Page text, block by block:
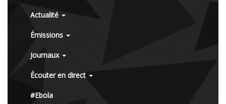
Actualité
Émissions
Journaux
Écouter en direct
#Ebola